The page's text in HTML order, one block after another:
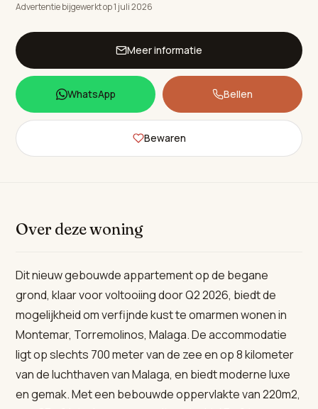
Advertentie bijgewerkt op 1 juli 2026
Meer informatie
WhatsApp Bellen
Bewaren
Over deze woning
Dit nieuw gebouwde appartement op de begane
grond, klaar voor voltooiing door Q2 2026, biedt de
mogelijkheid om verfijnde kust te omarmen wonen in
Montemar, Torremolinos, Malaga. De accommodatie
ligt op slechts 700 meter van de zee en op 8 kilometer
van de luchthaven van Malaga, en biedt moderne luxe
en gemak. Met een bebouwde oppervlakte van 220m2,